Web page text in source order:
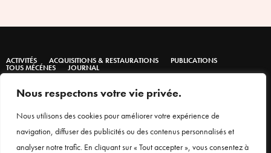
Nous respectons votre vie privée.
Nous utilisons des cookies pour améliorer votre expérience de
navigation, diffuser des publicités ou des contenus personnalisés et
analyser notre trafic. En cliquant sur « Tout accepter », vous consentez à
ACTIVITÉS ACQUISITIONS & RESTAURATIONS PUBLICATIONS
TOUS MÉCÉNES JOURNAL